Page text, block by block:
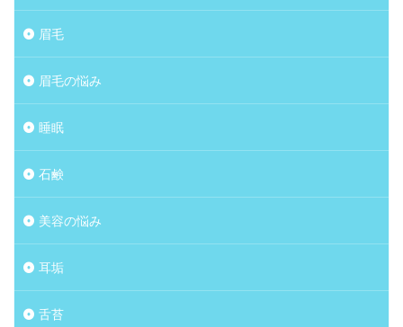
眉毛
眉毛の悩み
睡眠
石鹸
美容の悩み
耳垢
舌苔